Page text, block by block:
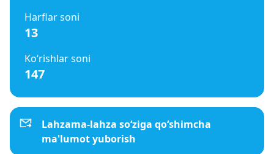
Harflar soni
13
Ko‘rishlar soni
147
Lahzama-lahza so‘ziga qo‘shimcha
ma'lumot yuborish